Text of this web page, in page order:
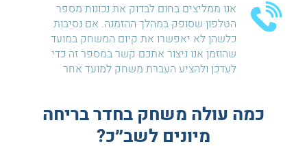
אנו ממליצים בחום לבדוק את נכונות מספר
הטלפון שסופק במהלך ההזמנה. אם נסיבות
כלשהן לא יאפשרו את קיום המשחק במועד
שהוזמן אנו ניצור אתכם קשר במספר זה כדי
לעדכן ולהציע העברת משחק למועד אחר
כמה עולה משחק בחדר בריחה
מיונים לשב״כ?